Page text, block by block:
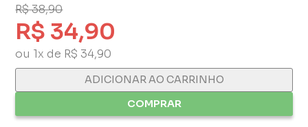
R$ 38,90
R$ 34,90
ou 1x de R$ 34,90
ADICIONAR AO CARRINHO
COMPRAR